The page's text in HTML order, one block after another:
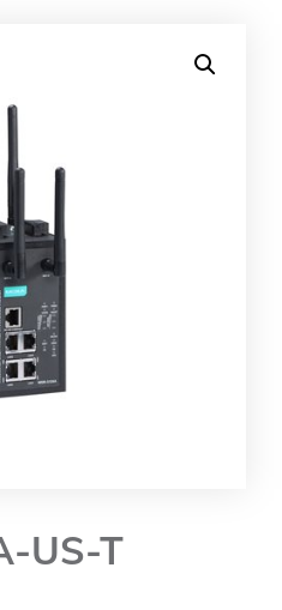
US-T